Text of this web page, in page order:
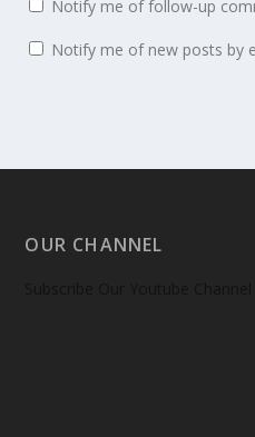
Notify me of follow-up
Notify me of new posts by
OUR CHANNEL